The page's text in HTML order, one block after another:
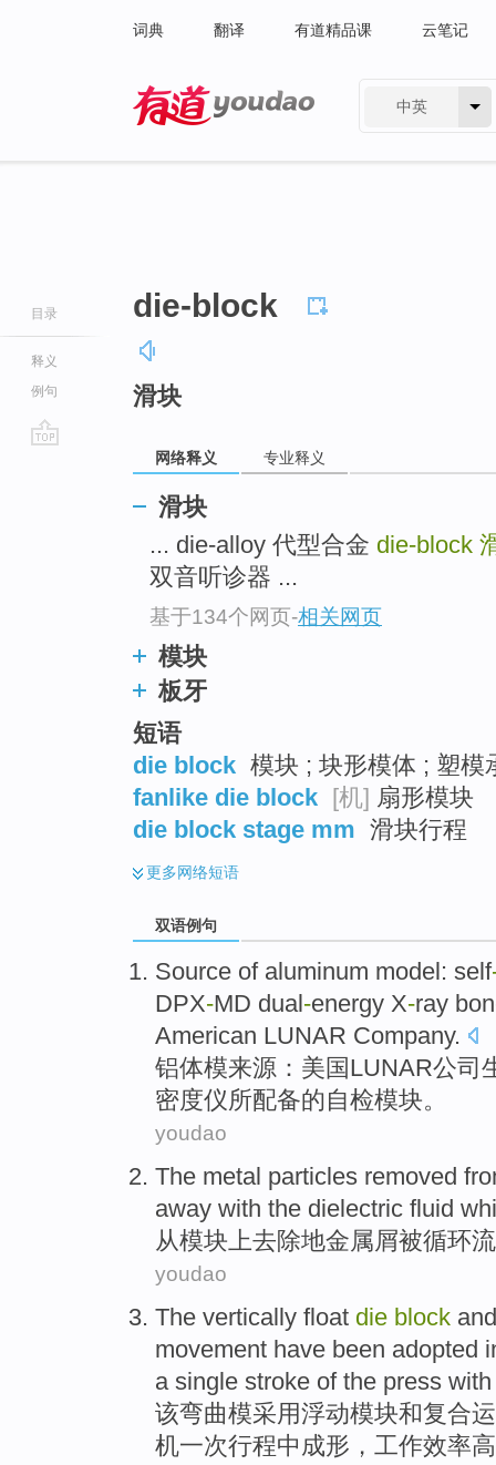
词典 翻译 有道精品课 云笔记
中英
目录
释义
例句
die-block
滑块
网络释义 专业释义
滑块
... die-alloy 代型合金 die-block
双音听诊器 ...
基于134个网页-相关网页
模块
板牙
短语
die block 模块 ; 块形模体 ; 塑模
fanlike die block
[机] 扇形模块
die block stage mm 滑块行程
更多网络短语
双语例句
Source of aluminum model: self
DPX-MD dual-energy X-ray
American LUNAR Company.
铝体模来源 ： 美国LUNAR公司
密度仪所配备的 自检模块。
youdao
The metal particles removed
away with the dielectric fluid
从模块 上去除地金属屑被循环
youdao
The vertically float die block and
movement have been adopted
a single stroke of the press
该弯曲模采用浮动模块和复合
机一次行程中 成形 ， 工作效率高